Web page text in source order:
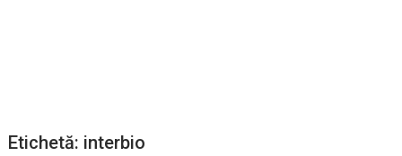
Etichetă: interbio